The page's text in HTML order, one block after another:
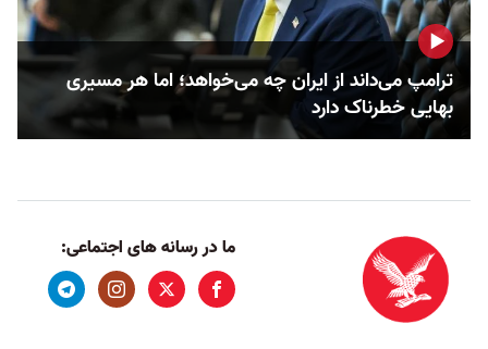
ترامپ می‌داند از ایران چه می‌خواهد؛ اما هر مسیری
بهایی خطرناک دارد
ما در رسانه های اجتماعی: